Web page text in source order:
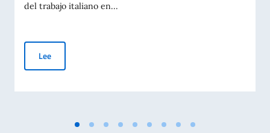
del trabajo italiano en...
LeeDía Nacional del Sacrificio del Trabajo Italiano en el Mundo